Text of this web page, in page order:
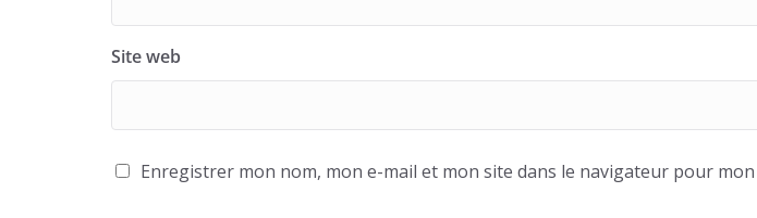
Site web
Enregistrer mon nom, mon e-mail et mon site dans le navigateur pour